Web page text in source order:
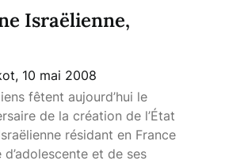
Israëlienne,
10 mai 2008
fêtent aujourd’hui le
de la création de l’État
résidant en France
et de ses